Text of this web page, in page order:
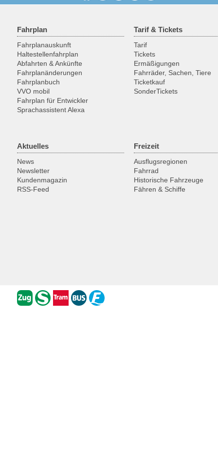
Fahrplan
Fahrplanauskunft
Haltestellenfahrplan
Abfahrten & Ankünfte
Fahrplanänderungen
Fahrplanbuch
VVO mobil
Fahrplan für Entwickler
Sprachassistent Alexa
Tarif & Tickets
Tarif
Tickets
Ermäßigungen
Fahrräder, Sachen, Tiere
Ticketkauf
SonderTickets
Aktuelles
News
Newsletter
Kundenmagazin
RSS-Feed
Freizeit
Ausflugsregionen
Fahrrad
Historische Fahrzeuge
Fähren & Schiffe